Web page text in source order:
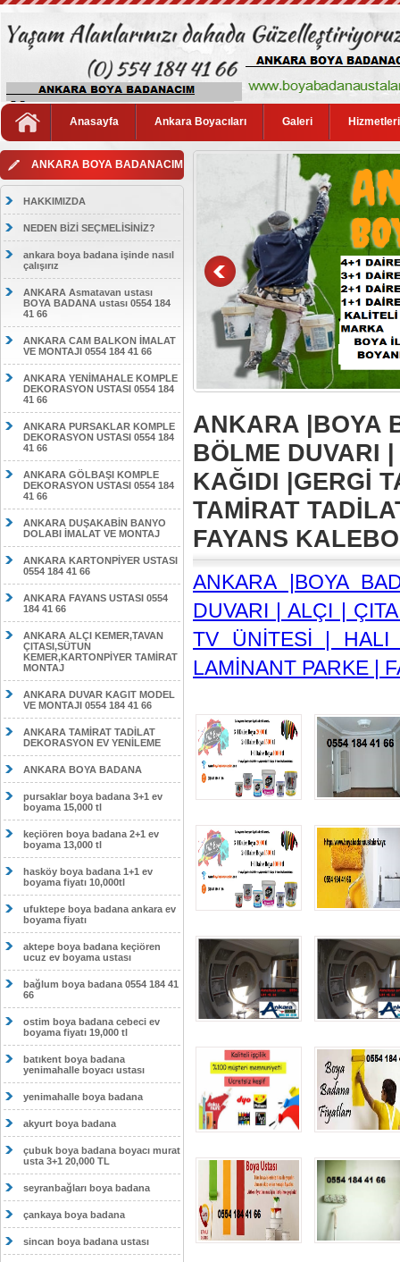
Anasayfa Ankara Boyacıları Galeri
ANKARA BOYA BADANACIM
HAKKIMIZDA
NEDEN BİZİ SEÇMELİSİNİZ?
ankara boya badana işinde nasıl
çalışırız
ANKARA Asmatavan ustası
BOYA BADANA ustası 0554 184
41 66
ANKARA CAM BALKON İMALAT
VE MONTAJI 0554 184 41 66
ANKARA YENİMAHALE KOMPLE
DEKORASYON USTASI 0554 184
41 66
ANKARA PURSAKLAR KOMPLE
DEKORASYON USTASI 0554 184
41 66
ANKARA GÖLBAŞI KOMPLE
DEKORASYON USTASI 0554 184
41 66
ANKARA DUŞAKABİN BANYO
DOLABI İMALAT VE MONTAJ
ANKARA KARTONPİYER USTASI
0554 184 41 66
ANKARA FAYANS USTASI 0554
184 41 66
ANKARA ALÇI KEMER,TAVAN
ÇITASI,SÜTUN
KEMER,KARTONPİYER TAMİRAT
MONTAJ
ANKARA DUVAR KAGIT MODEL
VE MONTAJI 0554 184 41 66
ANKARA TAMİRAT TADİLAT
DEKORASYON EV YENİLEME
ANKARA BOYA BADANA
pursaklar boya badana 3+1 ev
boyama 15,000 tl
keçiören boya badana 2+1 ev
boyama 13,000 tl
hasköy boya badana 1+1 ev
boyama fiyatı 10,000tl
ufuktepe boya badana ankara ev
boyama fiyatı
aktepe boya badana keçiören
ucuz ev boyama ustası
bağlum boya badana 0554 184 41
66
ostim boya badana cebeci ev
boyama fiyatı 19,000 tl
batıkent boya badana
yenimahalle boyacı ustası
yenimahalle boya badana
akyurt boya badana
çubuk boya badana boyacı murat
usta 3+1 20,000 TL
seyranbağları boya badana
çankaya boya badana
sincan boya badana ustası
ANKARA |BOYA
BÖLME DUVARI
KAĞIDI |GERGİ
TAMİRAT
FAYANS
ANKARA |BOYA
DUVARI | ALÇI |
TV ÜNİTESİ | HALI
LAMİNANT PARKE |